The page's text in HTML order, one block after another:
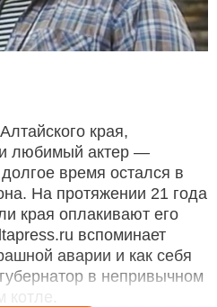
края,
любимый актер —
время остался в
На протяжении 21 года
края оплакивают его
вспоминает
аварии и как себя
в непривычном